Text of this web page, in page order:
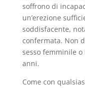
soffrono di
un’erezione
soddisfacente,
confermata. Non
sesso femminile
anni.
Come con